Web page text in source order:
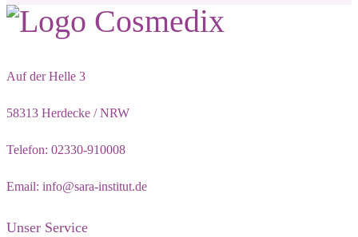
Auf der Helle 3
58313 Herdecke / NRW
Telefon: 02330-910008
Email: info@sara-institut.de
Unser Service